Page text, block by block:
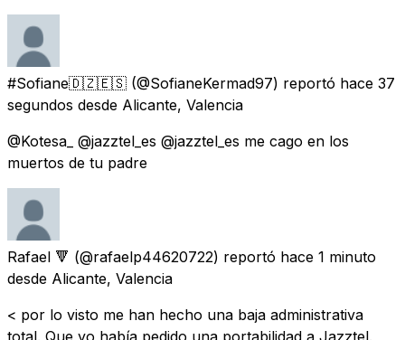
#Sofiane🇩🇿🇪🇸 (@SofianeKermad97) reportó hace 37
segundos desde Alicante, Valencia
@Kotesa_ @jazztel_es @jazztel_es me cago en los
muertos de tu padre
Rafael 🔻 (@rafaelp44620722) reportó hace 1 minuto
desde Alicante, Valencia
< por lo visto me han hecho una baja administrativa
total. Que yo había pedido una portabilidad a Jazztel.